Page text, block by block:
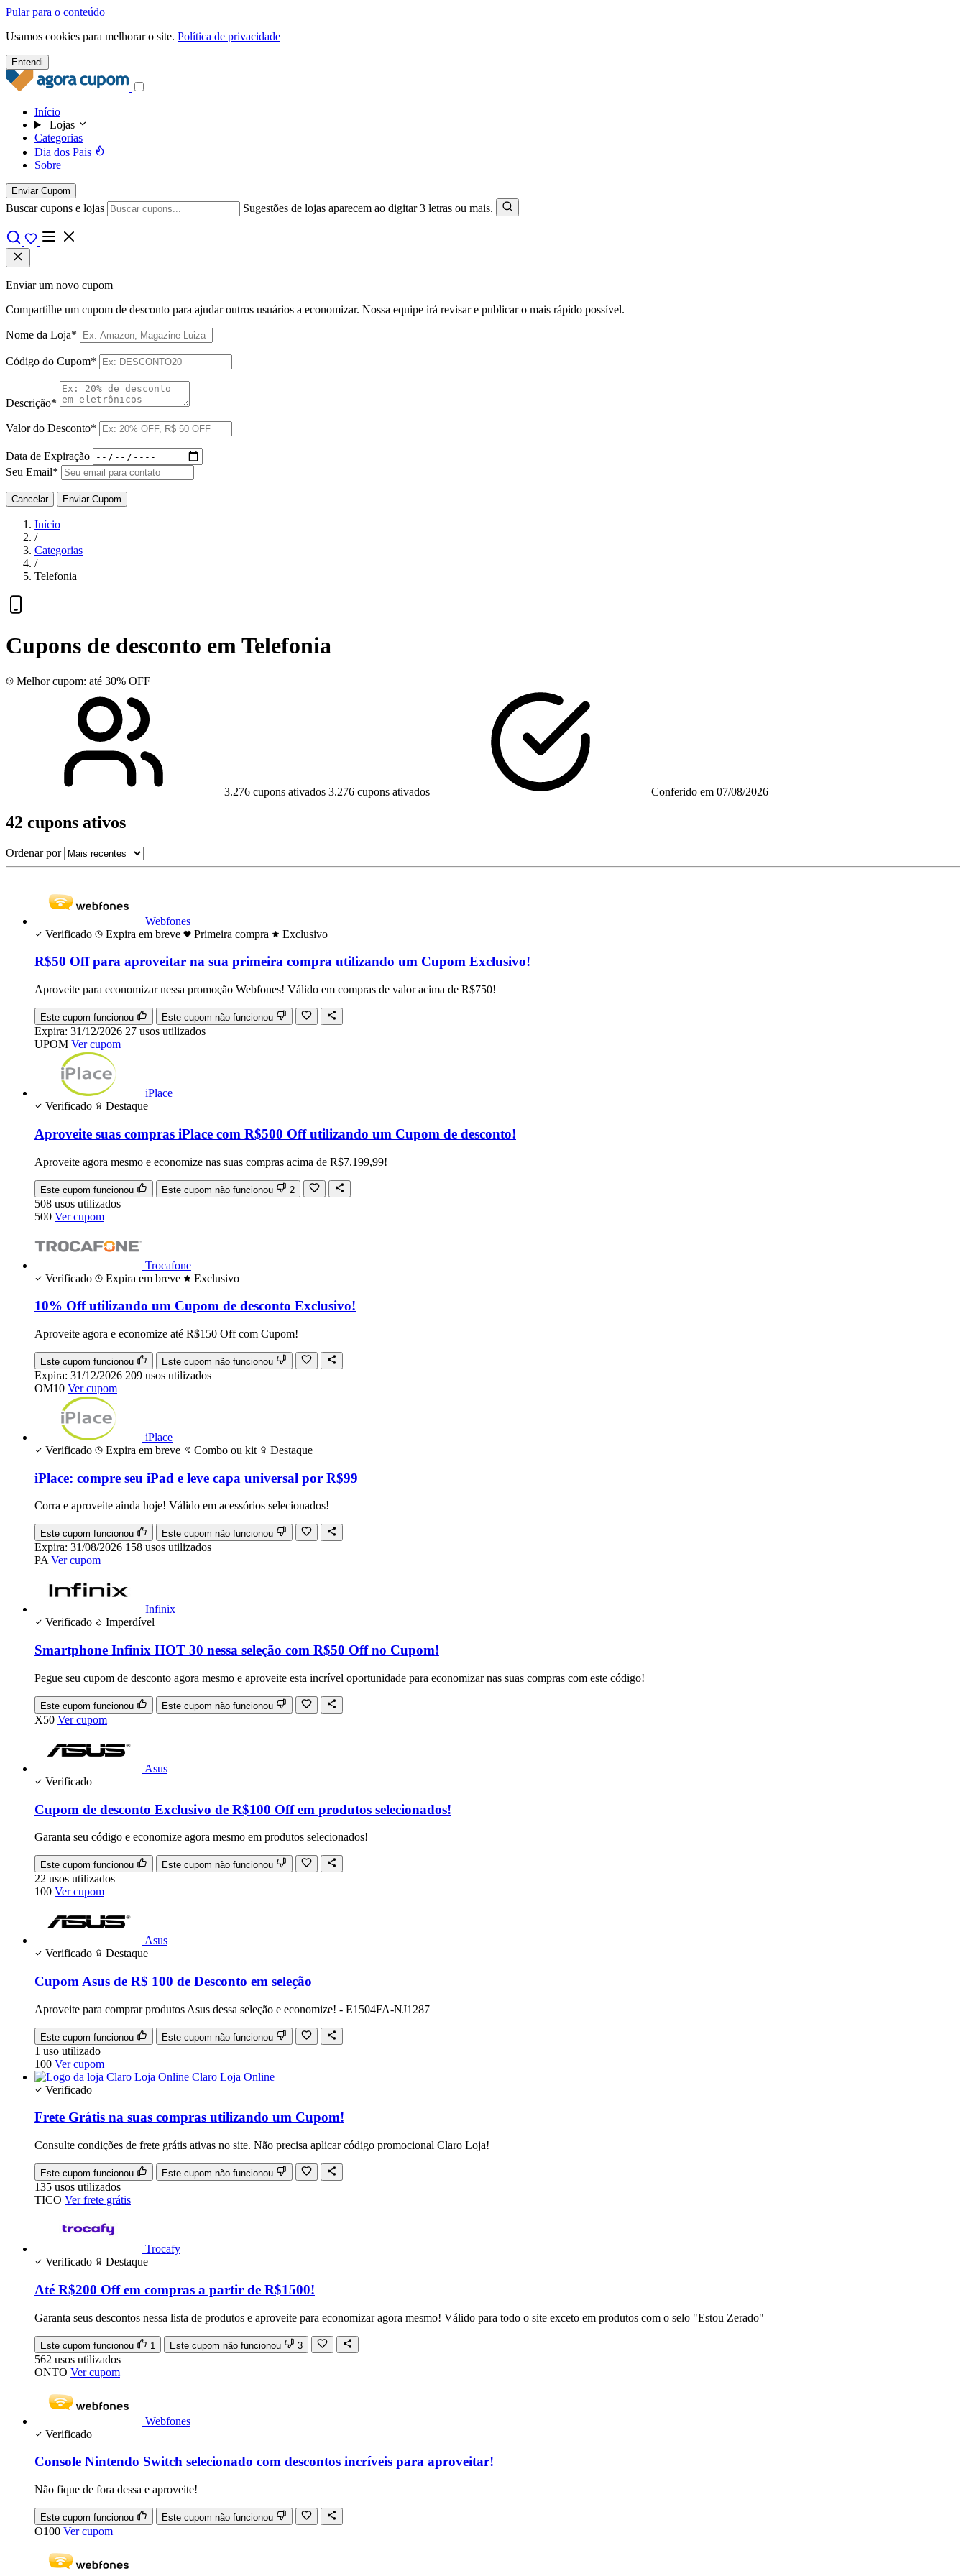
Pular para o conteúdo
Usamos cookies para melhorar o site. Política de privacidade
Entendi
Início
Lojas
Categorias
Dia dos Pais
Sobre
Enviar Cupom
Buscar cupons e lojas Sugestões de lojas aparecem ao digitar 3 letras ou mais.
Enviar um novo cupom
Compartilhe um cupom de desconto para ajudar outros usuários a economizar. Nossa equipe irá revisar e publicar o mais rápido possível.
Nome da Loja*
Código do Cupom*
Descrição*
Valor do Desconto*
Data de Expiração
Seu Email*
Cancelar Enviar Cupom
Início
/
Categorias
/
Telefonia
Cupons de desconto em Telefonia
Melhor cupom: até 30% OFF
3.276 cupons ativados 3.276 cupons ativados Conferido em 07/08/2026
42 cupons ativos
Ordenar por
Webfones
Verificado
Expira em breve Primeira compra Exclusivo
R$50 Off para aproveitar na sua primeira compra utilizando um Cupom Exclusivo!
Aproveite para economizar nessa promoção Webfones! Válido em compras de valor acima de R$750!
Este cupom funcionou Este cupom não funcionou
Expira: 31/12/2026 27 usos utilizados
UPOM Ver cupom
iPlace
Verificado
Destaque
Aproveite suas compras iPlace com R$500 Off utilizando um Cupom de desconto!
Aproveite agora mesmo e economize nas suas compras acima de R$7.199,99!
Este cupom funcionou Este cupom não funcionou 2
508 usos utilizados
500 Ver cupom
Trocafone
Verificado
Expira em breve Exclusivo
10% Off utilizando um Cupom de desconto Exclusivo!
Aproveite agora e economize até R$150 Off com Cupom!
Este cupom funcionou Este cupom não funcionou
Expira: 31/12/2026 209 usos utilizados
OM10 Ver cupom
iPlace
Verificado
Expira em breve Combo ou kit Destaque
iPlace: compre seu iPad e leve capa universal por R$99
Corra e aproveite ainda hoje! Válido em acessórios selecionados!
Este cupom funcionou Este cupom não funcionou
Expira: 31/08/2026 158 usos utilizados
PA Ver cupom
Infinix
Verificado
Imperdível
Smartphone Infinix HOT 30 nessa seleção com R$50 Off no Cupom!
Pegue seu cupom de desconto agora mesmo e aproveite esta incrível oportunidade para economizar nas suas compras com este código!
Este cupom funcionou Este cupom não funcionou
X50 Ver cupom
Asus
Verificado
Cupom de desconto Exclusivo de R$100 Off em produtos selecionados!
Garanta seu código e economize agora mesmo em produtos selecionados!
Este cupom funcionou Este cupom não funcionou
22 usos utilizados
100 Ver cupom
Asus
Verificado
Destaque
Cupom Asus de R$ 100 de Desconto em seleção
Aproveite para comprar produtos Asus dessa seleção e economize! - E1504FA-NJ1287
Este cupom funcionou Este cupom não funcionou
1 uso utilizado
100 Ver cupom
Claro Loja Online
Verificado
Frete Grátis na suas compras utilizando um Cupom!
Consulte condições de frete grátis ativas no site. Não precisa aplicar código promocional Claro Loja!
Este cupom funcionou Este cupom não funcionou
135 usos utilizados
TICO Ver frete grátis
Trocafy
Verificado
Destaque
Até R$200 Off em compras a partir de R$1500!
Garanta seus descontos nessa lista de produtos e aproveite para economizar agora mesmo! Válido para todo o site exceto em produtos com o selo "Estou Zerado"
Este cupom funcionou 1 Este cupom não funcionou 3
562 usos utilizados
ONTO Ver cupom
Webfones
Verificado
Console Nintendo Switch selecionado com descontos incríveis para aproveitar!
Não fique de fora dessa e aproveite!
Este cupom funcionou Este cupom não funcionou
O100 Ver cupom